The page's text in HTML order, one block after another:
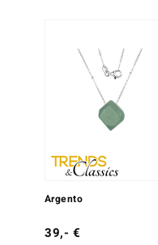
by de Melo
Argento
39,- €